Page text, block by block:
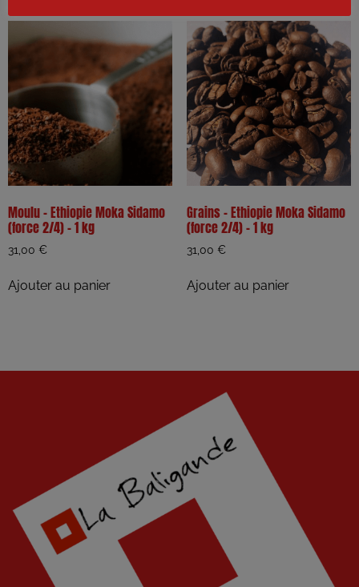
Moulu – Ethiopie Moka Sidamo
(force 2/4) – 1 kg
31,00 €
Ajouter au panier
Grains – Ethiopie Moka Sidamo
(force 2/4) – 1 kg
31,00 €
Ajouter au panier